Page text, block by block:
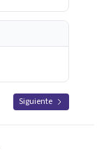
Siguiente